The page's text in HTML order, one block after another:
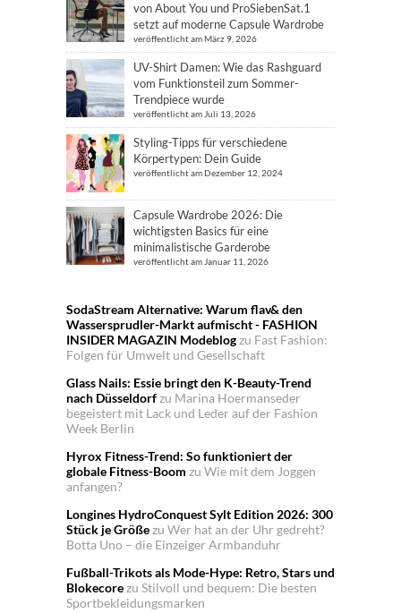
von About You und ProSiebenSat.1
setzt auf moderne Capsule Wardrobe
veröffentlicht am März 9, 2026
UV-Shirt Damen: Wie das Rashguard
vom Funktionsteil zum Sommer-
Trendpiece wurde
veröffentlicht am Juli 13, 2026
Styling-Tipps für verschiedene
Körpertypen: Dein Guide
veröffentlicht am Dezember 12, 2024
Capsule Wardrobe 2026: Die
wichtigsten Basics für eine
minimalistische Garderobe
veröffentlicht am Januar 11, 2026
SodaStream Alternative: Warum flav& den
Wassersprudler-Markt aufmischt - FASHION
INSIDER MAGAZIN Modeblogzu Fast Fashion:
Folgen für Umwelt und Gesellschaft
Glass Nails: Essie bringt den K-Beauty-Trend
nach Düsseldorfzu Marina Hoermanseder
begeistert mit Lack und Leder auf der Fashion
Week Berlin
Hyrox Fitness-Trend: So funktioniert der
globale Fitness-Boom zu Wie mit dem Joggen
anfangen?
Longines HydroConquest Sylt Edition 2026: 300
Stück je Größezu Wer hat an der Uhr gedreht?
Botta Uno – die Einzeiger Armbanduhr
Fußball-Trikots als Mode-Hype: Retro, Stars und
Blokecorezu Stilvoll und bequem: Die besten
Sportbekleidungsmarken